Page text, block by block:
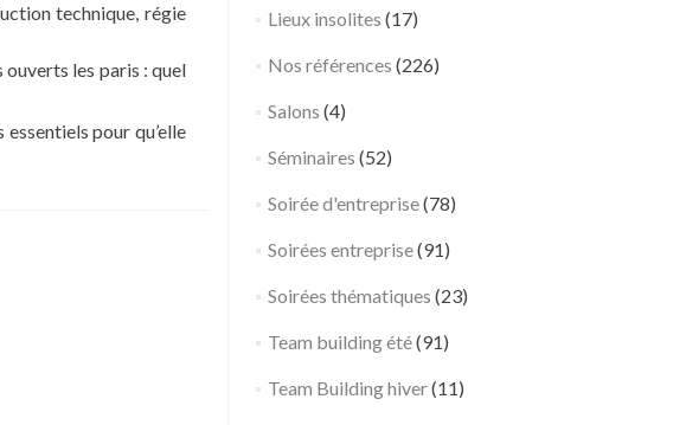
technique, régie
ouverts les paris : quel
pour qu’elle
g
E
u
p
e
a
g
r
Lieux insolites (17)
Nos références (226)
Salons (4)
Séminaires (52)
Soirée d'entreprise(78)
Soirées entreprise(91)
Soirées thématiques (23)
Team building été(91)
Team Building hiver(11)